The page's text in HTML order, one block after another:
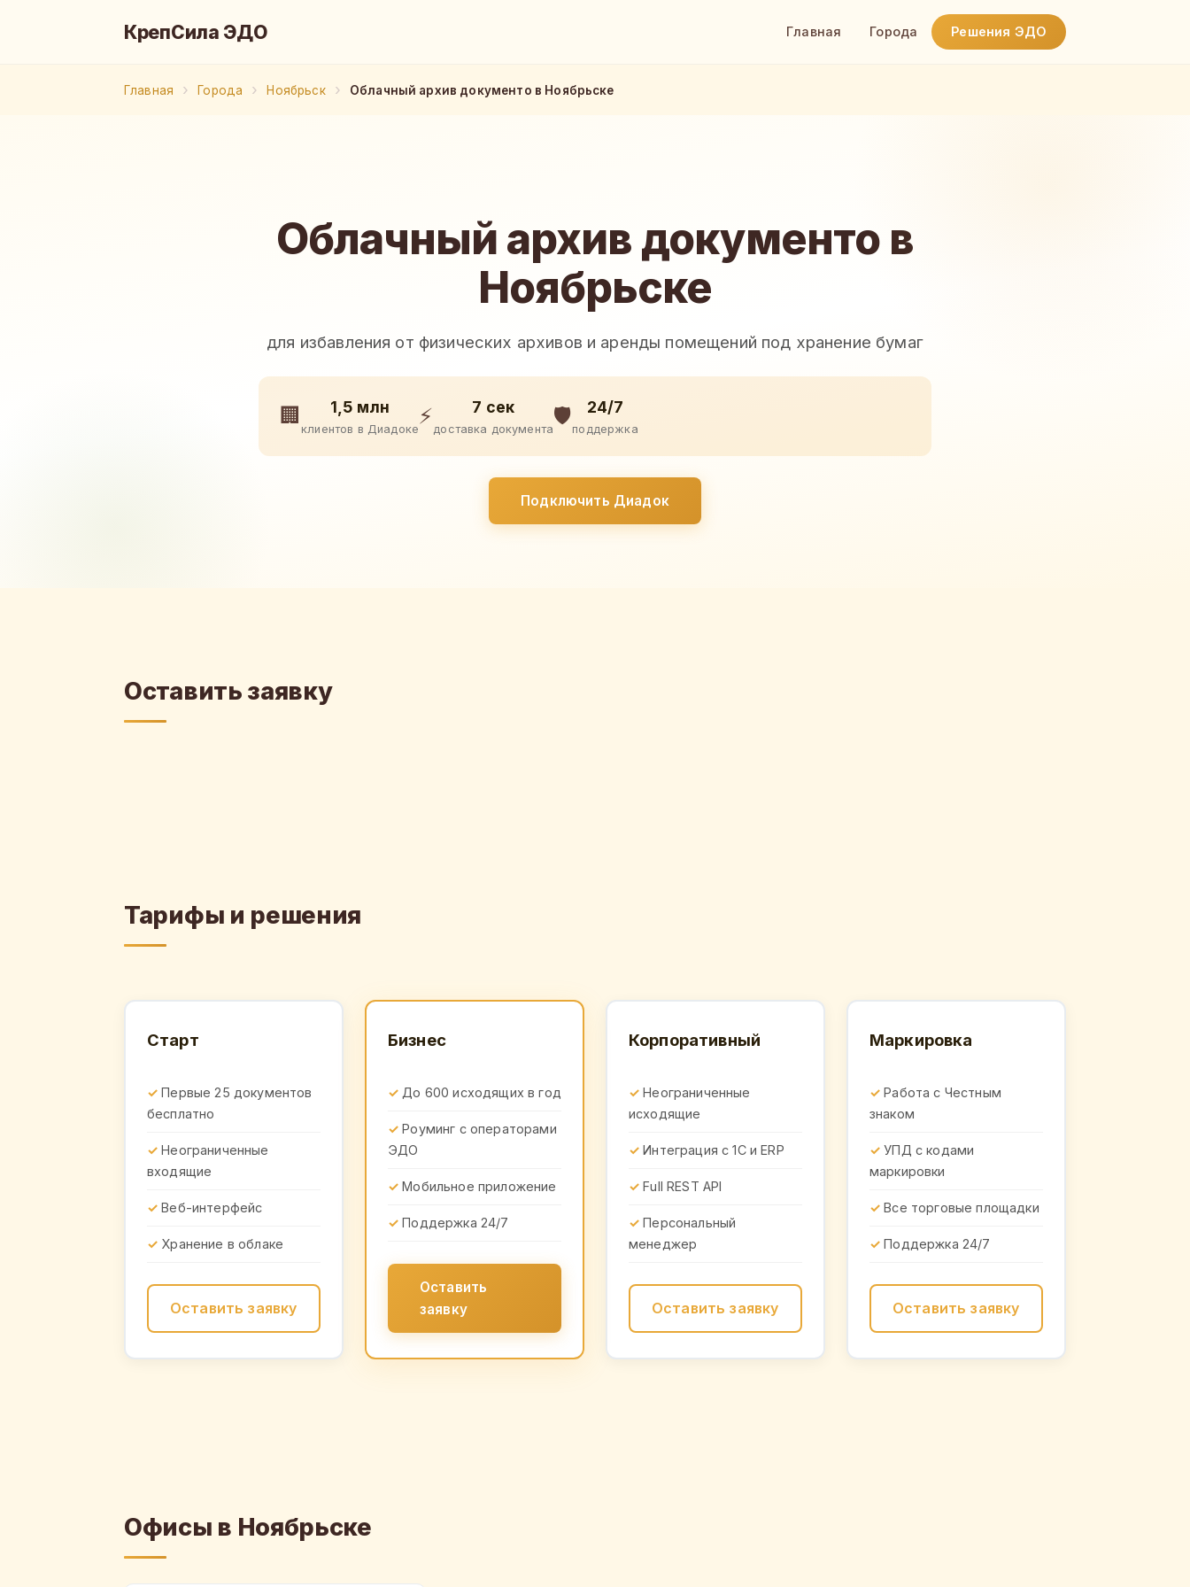
КрепСила ЭДО Главная Города Решения ЭДО
Главная Города Ноябрьск Облачный архив документо в Ноябрьске
Облачный архив документо в
Ноябрьске
для избавления от физических архивов и аренды помещений под хранение бумаг
🏢 1,5 млн
клиентов в Диадоке
⚡ 7 сек
доставка документа
🛡️ 24/7
поддержка
Подключить Диадок
Оставить заявку
Тарифы и решения
Старт
Первые 25 документов
бесплатно
Неограниченные
входящие
Веб-интерфейс
Хранение в облаке
Оставить заявку
Бизнес
До 600 исходящих в год
Роуминг с операторами
ЭДО
Мобильное приложение
Поддержка 24/7
Оставить
заявку
Корпоративный
Неограниченные
исходящие
Интеграция с 1С и ERP
Full REST API
Персональный
менеджер
Оставить заявку
Маркировка
Работа с Честным
знаком
УПД с кодами
маркировки
Все торговые площадки
Поддержка 24/7
Оставить заявку
Офисы в Ноябрьске